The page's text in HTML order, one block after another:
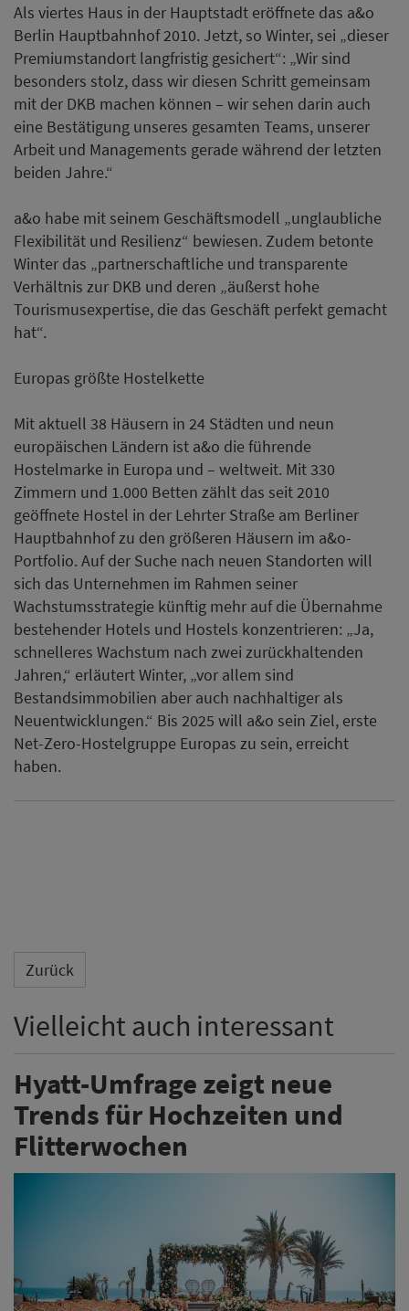
Als viertes Haus in der Hauptstadt eröffnete das a&o
Berlin Hauptbahnhof 2010. Jetzt, so Winter, sei „dieser
Premiumstandort langfristig gesichert“: „Wir sind
besonders stolz, dass wir diesen Schritt gemeinsam
mit der DKB machen können – wir sehen darin auch
eine Bestätigung unseres gesamten Teams, unserer
Arbeit und Managements gerade während der letzten
beiden Jahre.“
a&o habe mit seinem Geschäftsmodell „unglaubliche
Flexibilität und Resilienz“ bewiesen. Zudem betonte
Winter das „partnerschaftliche und transparente
Verhältnis zur DKB und deren „äußerst hohe
Tourismusexpertise, die das Geschäft perfekt gemacht
hat“.
Europas größte Hostelkette
Mit aktuell 38 Häusern in 24 Städten und neun
europäischen Ländern ist a&o die führende
Hostelmarke in Europa und – weltweit. Mit 330
Zimmern und 1.000 Betten zählt das seit 2010
geöffnete Hostel in der Lehrter Straße am Berliner
Hauptbahnhof zu den größeren Häusern im a&o-
Portfolio. Auf der Suche nach neuen Standorten will
sich das Unternehmen im Rahmen seiner
Wachstumsstrategie künftig mehr auf die Übernahme
bestehender Hotels und Hostels konzentrieren: „Ja,
schnelleres Wachstum nach zwei zurückhaltenden
Jahren,“ erläutert Winter, „vor allem sind
Bestandsimmobilien aber auch nachhaltiger als
Neuentwicklungen.“ Bis 2025 will a&o sein Ziel, erste
Net-Zero-Hostelgruppe Europas zu sein, erreicht
haben.
Zurück
Vielleicht auch interessant
Hyatt-Umfrage zeigt neue
Trends für Hochzeiten und
Flitterwochen